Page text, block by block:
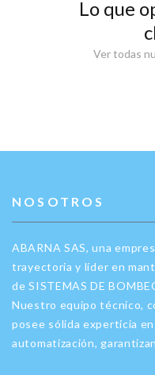
Lo que
Ver todas
NOSOTROS
ABARNA SAS, una
trayectoria y líder en
de SISTEMAS DE
Nuestro equipo técnico,
posee sólida experticia
automatización,